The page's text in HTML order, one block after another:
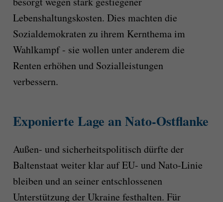
Lebenshaltungskosten. Dies machten die
Sozialdemokraten zu ihrem Kernthema im
Wahlkampf - sie wollen unter anderem die
Renten erhöhen und Sozialleistungen
verbessern.
Exponierte Lage an Nato-Ostflanke
Außen- und sicherheitspolitisch dürfte der
Baltenstaat weiter klar auf EU- und Nato-Linie
bleiben und an seiner entschlossenen
Unterstützung der Ukraine festhalten. Für